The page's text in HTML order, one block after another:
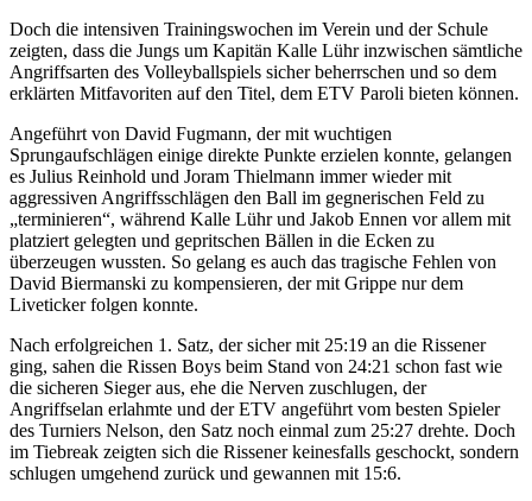
Doch die intensiven Trainingswochen im Verein und der Schule
zeigten, dass die Jungs um Kapitän Kalle Lühr inzwischen sämtliche
Angriffsarten des Volleyballspiels sicher beherrschen und so dem
erklärten Mitfavoriten auf den Titel, dem ETV Paroli bieten können.
Angeführt von David Fugmann, der mit wuchtigen
Sprungaufschlägen einige direkte Punkte erzielen konnte, gelangen
es Julius Reinhold und Joram Thielmann immer wieder mit
aggressiven Angriffsschlägen den Ball im gegnerischen Feld zu
„terminieren“, während Kalle Lühr und Jakob Ennen vor allem mit
platziert gelegten und gepritschen Bällen in die Ecken zu
überzeugen wussten. So gelang es auch das tragische Fehlen von
David Biermanski zu kompensieren, der mit Grippe nur dem
Liveticker folgen konnte.
Nach erfolgreichen 1. Satz, der sicher mit 25:19 an die Rissener
ging, sahen die Rissen Boys beim Stand von 24:21 schon fast wie
die sicheren Sieger aus, ehe die Nerven zuschlugen, der
Angriffselan erlahmte und der ETV angeführt vom besten Spieler
des Turniers Nelson, den Satz noch einmal zum 25:27 drehte. Doch
im Tiebreak zeigten sich die Rissener keinesfalls geschockt, sondern
schlugen umgehend zurück und gewannen mit 15:6.